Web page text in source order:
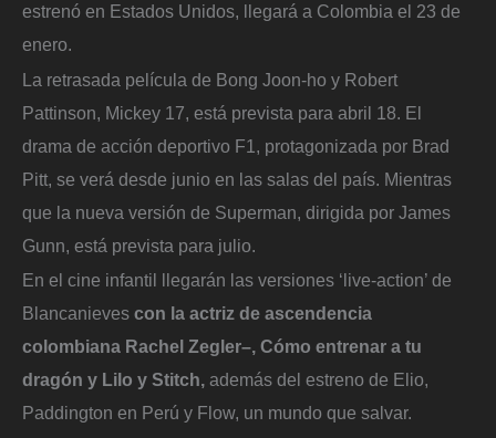
estrenó en Estados Unidos, llegará a Colombia el 23 de
enero.
La retrasada película de Bong Joon-ho y Robert
Pattinson, Mickey 17, está prevista para abril 18. El
drama de acción deportivo F1, protagonizada por Brad
Pitt, se verá desde junio en las salas del país. Mientras
que la nueva versión de Superman, dirigida por James
Gunn, está prevista para julio.
En el cine infantil llegarán las versiones ‘live-action’ de
Blancanieves con la actriz de ascendencia
colombiana Rachel Zegler–, Cómo entrenar a tu
dragón y Lilo y Stitch, además del estreno de Elio,
Paddington en Perú y Flow, un mundo que salvar.